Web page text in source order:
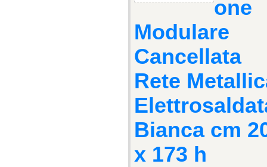
one
Modulare
Cancellata
Rete
Bianca cm
x 173 h